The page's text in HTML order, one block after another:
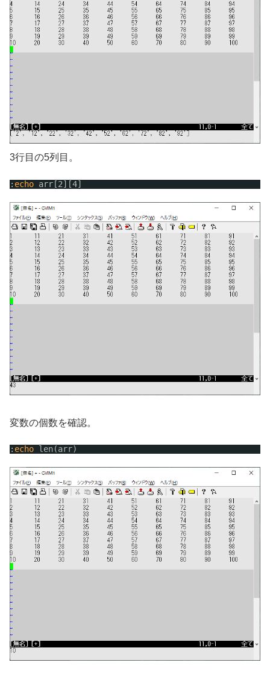
3行目の5列目。
: echo arr[2][4]
変数の個数を確認。
: echo len(arr)